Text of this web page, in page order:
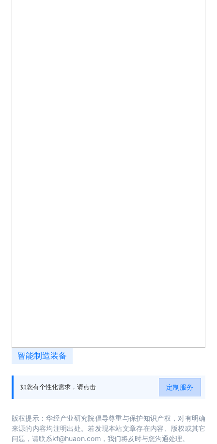
智能制造装备
如您有个性化需求，请点击 定制服务
版权提示：华经产业研究院倡导尊重与保护知识产权，对有明确
来源的内容均注明出处。若发现本站文章存在内容、版权或其它
问题，请联系kf@huaon.com，我们将及时与您沟通处理。